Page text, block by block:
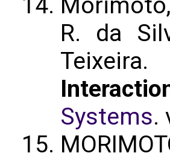
R. da
Teixeira.
Systems.